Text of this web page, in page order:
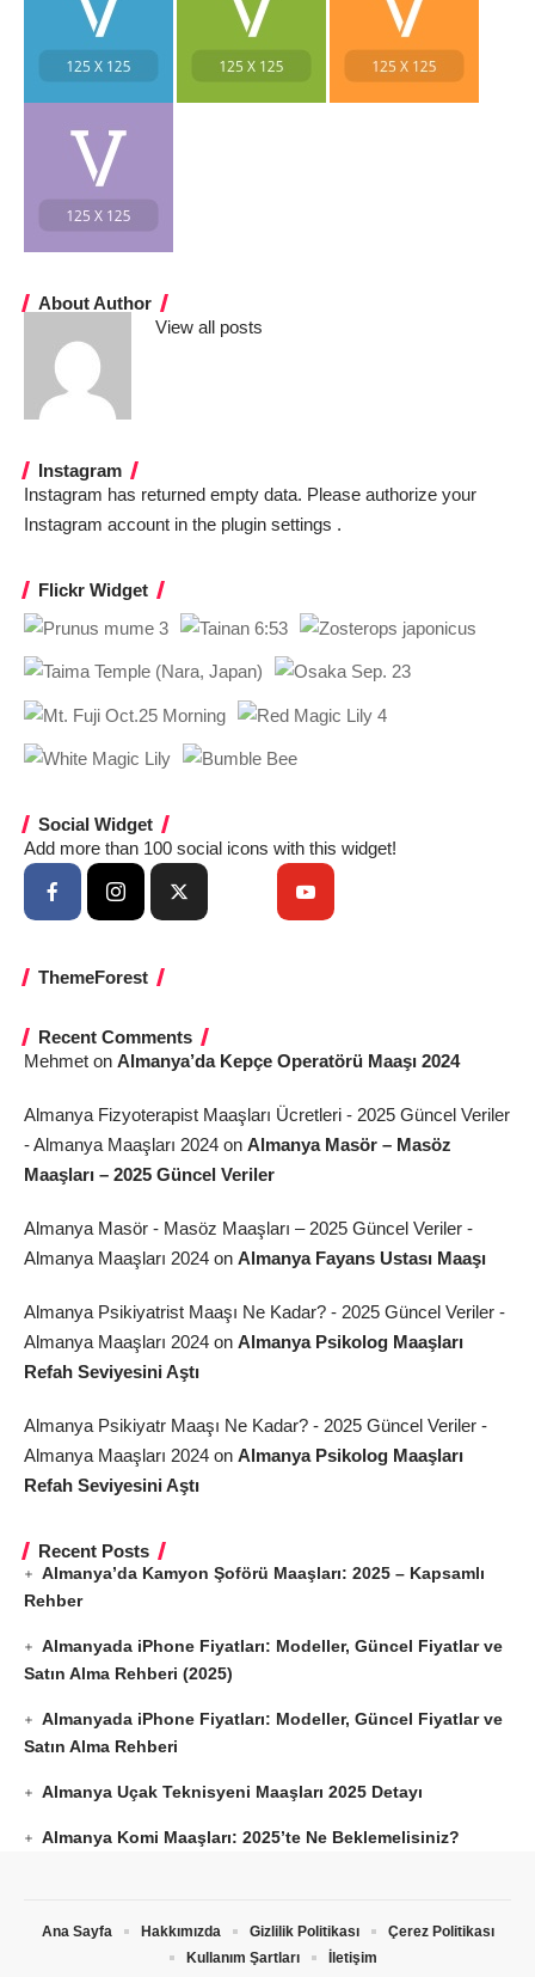
About Author
View all posts
Instagram
Instagram has returned empty data. Please authorize your
Instagram account in the plugin settings .
Flickr Widget
Social Widget
Add more than 100 social icons with this widget!
ThemeForest
Recent Comments
Mehmet on Almanya’da Kepçe Operatörü Maaşı 2024
Almanya Fizyoterapist Maaşları Ücretleri - 2025 Güncel Veriler
- Almanya Maaşları 2024 on Almanya Masör – Masöz
Maaşları – 2025 Güncel Veriler
Almanya Masör - Masöz Maaşları – 2025 Güncel Veriler -
Almanya Maaşları 2024 on Almanya Fayans Ustası Maaşı
Almanya Psikiyatrist Maaşı Ne Kadar? - 2025 Güncel Veriler -
Almanya Maaşları 2024 on Almanya Psikolog Maaşları
Refah Seviyesini Aştı
Almanya Psikiyatr Maaşı Ne Kadar? - 2025 Güncel Veriler -
Almanya Maaşları 2024 on Almanya Psikolog Maaşları
Refah Seviyesini Aştı
Recent Posts
Almanya’da Kamyon Şoförü Maaşları: 2025 – Kapsamlı
Rehber
Almanyada iPhone Fiyatları: Modeller, Güncel Fiyatlar ve
Satın Alma Rehberi (2025)
Almanyada iPhone Fiyatları: Modeller, Güncel Fiyatlar ve
Satın Alma Rehberi
Almanya Uçak Teknisyeni Maaşları 2025 Detayı
Almanya Komi Maaşları: 2025’te Ne Beklemelisiniz?
Ana Sayfa Hakkımızda Gizlilik Politikası
Çerez Politikası
Kullanım Şartları
İletişim